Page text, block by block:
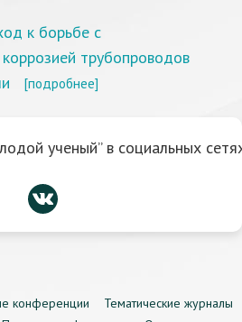
к борьбе с
трубопроводов
[подробнее]
ученый” в социальных
конференции
Тематические журналы